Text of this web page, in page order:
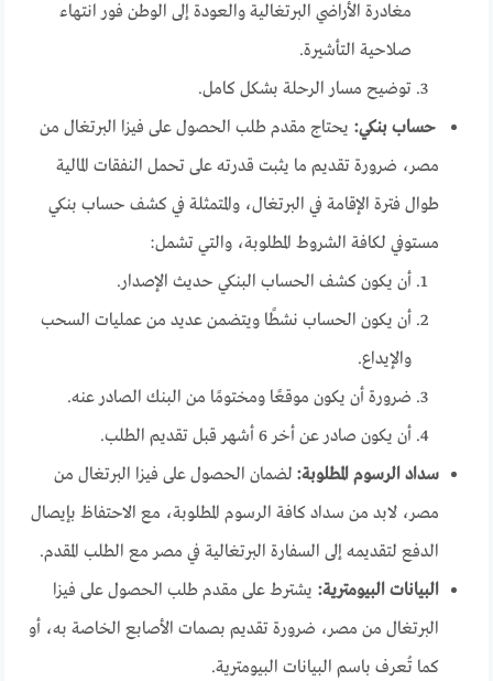
مغادرة الأراضي البرتغالية والعودة إلى الوطن فور انتهاء
صلاحية التأشيرة.
توضيح مسار الرحلة بشكل كامل.
حساب بنكي: يحتاج مقدم طلب الحصول على فيزا البرتغال من
مصر، ضرورة تقديم ما يثبت قدرته على تحمل النفقات المالية
طوال فترة الإقامة في البرتغال، والمتمثلة في كشف حساب بنكي
مستوفي لكافة الشروط المطلوبة، والتي تشمل:
أن يكون كشف الحساب البنكي حديث الإصدار.
أن يكون الحساب نشطًا ويتضمن عديد من عمليات السحب
والإيداع.
ضرورة أن يكون موقعًا ومختومًا من البنك الصادر عنه.
أن يكون صادر عن أخر 6 أشهر قبل تقديم الطلب.
سداد الرسوم المطلوبة: لضمان الحصول على فيزا البرتغال من
مصر، لابد من سداد كافة الرسوم المطلوبة، مع الاحتفاظ بإيصال
الدفع لتقديمه إلى السفارة البرتغالية في مصر مع الطلب المقدم.
البيانات البيومترية: يشترط على مقدم طلب الحصول على فيزا
البرتغال من مصر، ضرورة تقديم بصمات الأصابع الخاصة به، أو
كما تُعرف باسم البيانات البيومترية.